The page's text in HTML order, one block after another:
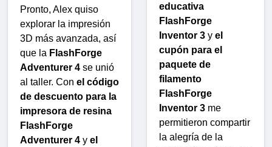
Pronto, Alex quiso
explorar la impresión
3D más avanzada, así
que la FlashForge
Adventurer 4 se unió
al taller. Con el código
de descuento para la
impresora de resina
FlashForge
Adventurer 4 y el
educativa
FlashForge
Inventor 3 y el
cupón para el
paquete de
filamento
FlashForge
Inventor 3 me
permitieron compartir
la alegría de la